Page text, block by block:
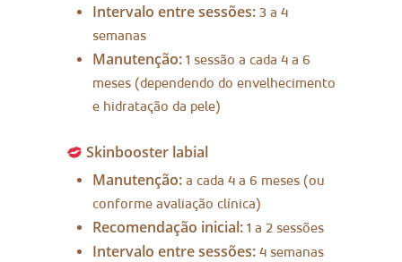
Intervalo entre sessões: 3 a 4
semanas
Manutenção: 1 sessão a cada 4 a 6
meses (dependendo do envelhecimento
e hidratação da pele)
Skinbooster labial
Manutenção: a cada 4 a 6 meses (ou
conforme avaliação clínica)
Recomendação inicial: 1 a 2 sessões
Intervalo entre sessões: 4 semanas